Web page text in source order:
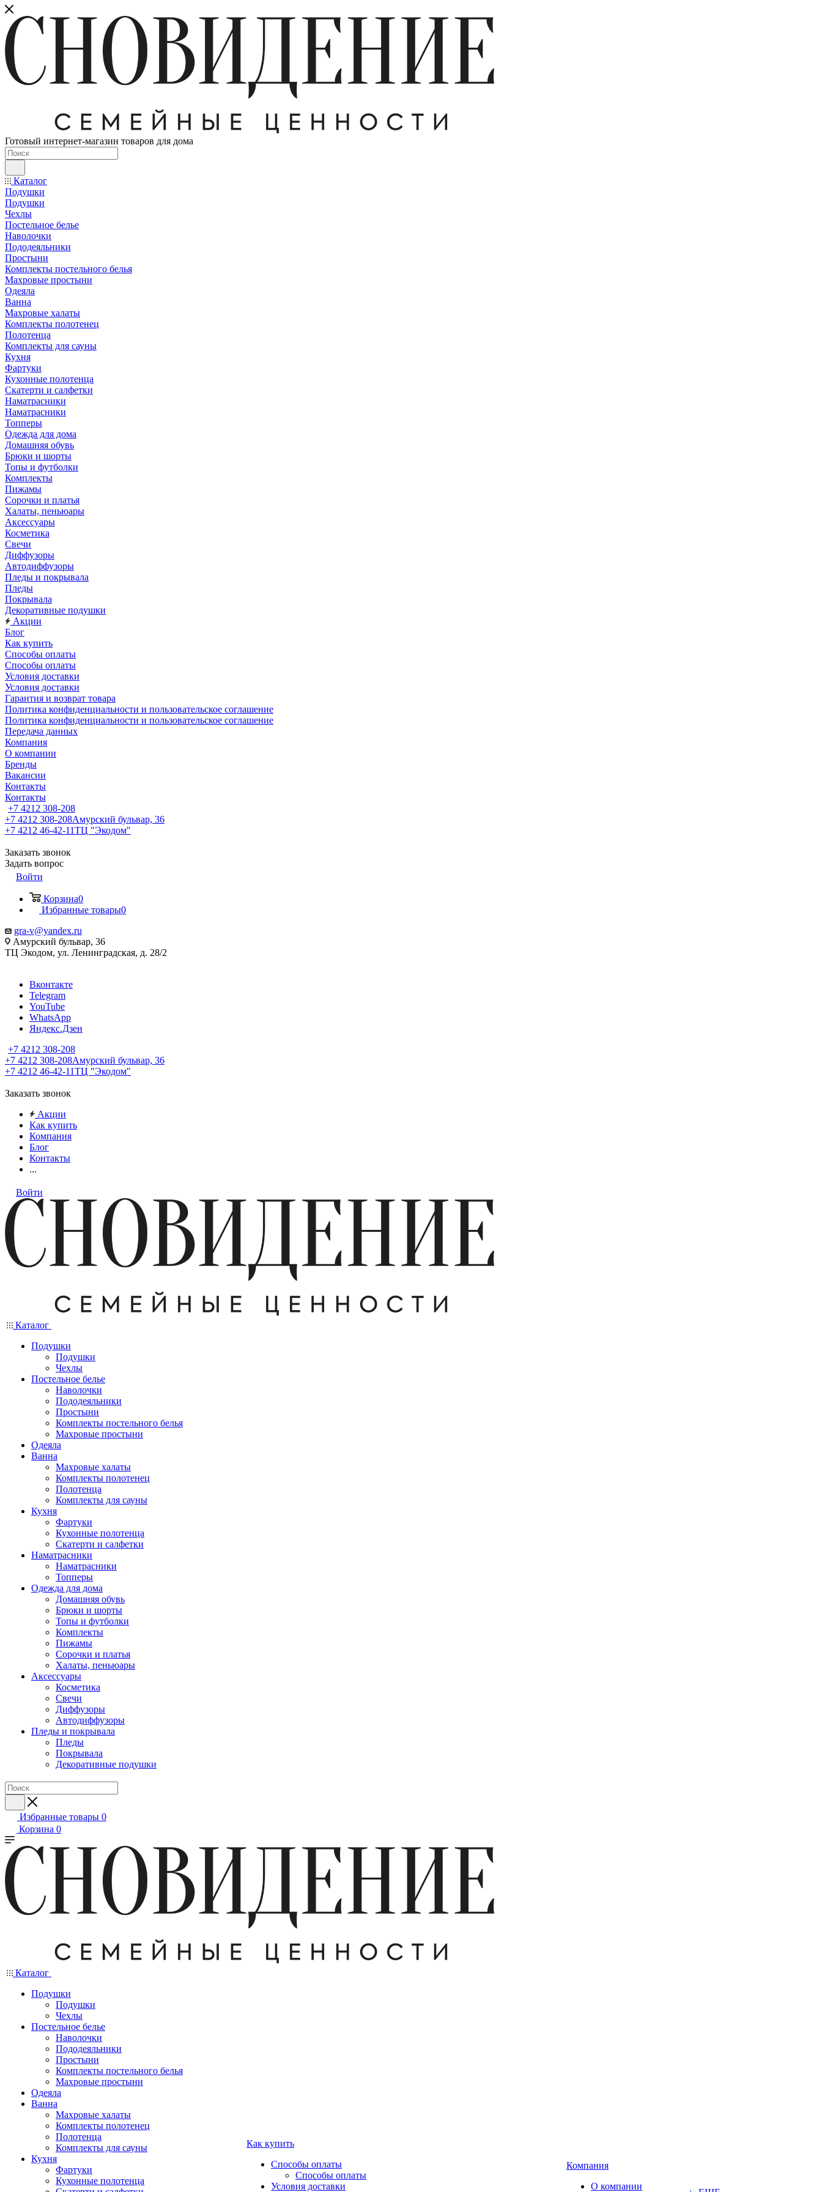
Готовый интернет-магазин товаров для дома
Каталог
Подушки
Подушки
Чехлы
Постельное белье
Наволочки
Пододеяльники
Простыни
Комплекты постельного белья
Махровые простыни
Одеяла
Ванна
Махровые халаты
Комплекты полотенец
Полотенца
Комплекты для сауны
Кухня
Фартуки
Кухонные полотенца
Скатерти и салфетки
Наматрасники
Наматрасники
Топперы
Одежда для дома
Домашняя обувь
Брюки и шорты
Топы и футболки
Комплекты
Пижамы
Сорочки и платья
Халаты, пеньюары
Аксессуары
Косметика
Свечи
Диффузоры
Автодиффузоры
Пледы и покрывала
Пледы
Покрывала
Декоративные подушки
Акции
Блог
Как купить
Способы оплаты
Способы оплаты
Условия доставки
Условия доставки
Гарантия и возврат товара
Политика конфиденциальности и пользовательское соглашение
Политика конфиденциальности и пользовательское соглашение
Передача данных
Компания
О компании
Бренды
Вакансии
Контакты
Контакты
+7 4212 308-208
+7 4212 308-208Амурский бульвар, 36
+7 4212 46-42-11ТЦ "Экодом"
Заказать звонок
Задать вопрос
Войти
Корзина0
Избранные товары0
gra-v@yandex.ru
Амурский бульвар, 36
ТЦ Экодом, ул. Ленинградская, д. 28/2
Вконтакте
Telegram
YouTube
WhatsApp
Яндекс.Дзен
+7 4212 308-208
+7 4212 308-208Амурский бульвар, 36
+7 4212 46-42-11ТЦ "Экодом"
Заказать звонок
Акции
Как купить
Компания
Блог
Контакты
...
Войти
Каталог
Подушки
Подушки
Чехлы
Постельное белье
Наволочки
Пододеяльники
Простыни
Комплекты постельного белья
Махровые простыни
Одеяла
Ванна
Махровые халаты
Комплекты полотенец
Полотенца
Комплекты для сауны
Кухня
Фартуки
Кухонные полотенца
Скатерти и салфетки
Наматрасники
Наматрасники
Топперы
Одежда для дома
Домашняя обувь
Брюки и шорты
Топы и футболки
Комплекты
Пижамы
Сорочки и платья
Халаты, пеньюары
Аксессуары
Косметика
Свечи
Диффузоры
Автодиффузоры
Пледы и покрывала
Пледы
Покрывала
Декоративные подушки
Избранные товары 0
Корзина 0
Каталог
Подушки
Подушки
Чехлы
Постельное белье
Наволочки
Пододеяльники
Простыни
Комплекты постельного белья
Махровые простыни
Одеяла
Ванна
Махровые халаты
Комплекты полотенец
Полотенца
Комплекты для сауны
Кухня
Фартуки
Кухонные полотенца
Как купить
Способы оплаты
Способы оплаты
Условия доставки
Компания
О компании